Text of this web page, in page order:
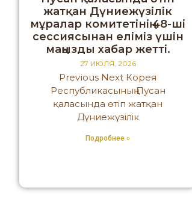
жатқан Дүниежүзілік
мұралар комитетінің 48-ші
сессиясынан еліміз үшін
маңызды хабар жетті.
27 ИЮЛЯ, 2026
Previous Next Корея
Республикасының Пусан
қаласында өтіп жатқан
Дүниежүзілік
Подробнее »